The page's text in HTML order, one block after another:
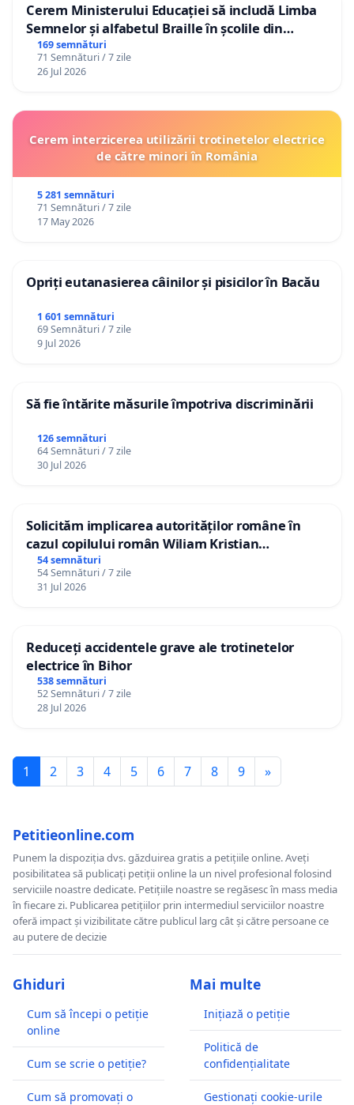
Cerem Ministerului Educației să includă Limba
Semnelor și alfabetul Braille în școlile din
Republica Moldova!
169 semnături
71 Semnături / 7 zile
26 Jul 2026
Cerem interzicerea utilizării trotinetelor electrice
de către minori în România
5 281 semnături
71 Semnături / 7 zile
17 May 2026
Opriți eutanasierea câinilor și pisicilor în Bacău
1 601 semnături
69 Semnături / 7 zile
9 Jul 2026
Să fie întărite măsurile împotriva discriminării
126 semnături
64 Semnături / 7 zile
30 Jul 2026
Solicităm implicarea autorităților române în
cazul copilului român Wiliam Kristian
Gheorghe, aflat în plasament în Danemarca de
12 ani
54 semnături
54 Semnături / 7 zile
31 Jul 2026
Reduceți accidentele grave ale trotinetelor
electrice în Bihor
538 semnături
52 Semnături / 7 zile
28 Jul 2026
1 2 3 4 5 6 7 8 9 »
Petitieonline.com
Punem la dispoziția dvs. găzduirea gratis a petițiile online. Aveți
posibilitatea să publicați petiții online la un nivel profesional folosind
serviciile noastre dedicate. Petițiile noastre se regăsesc în mass media
în fiecare zi. Publicarea petițiilor prin intermediul serviciilor noastre
oferă impact și vizibilitate către publicul larg cât și către persoane ce
au putere de decizie
Ghiduri
Cum să începi o petiție
online
Cum se scrie o petiție?
Cum să promovați o
Mai multe
Inițiază o petiție
Politică de
confidențialitate
Gestionați cookie-urile